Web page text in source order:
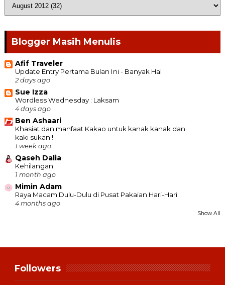
Blogger Masih Menulis
Afif Traveler
Update Entry Pertama Bulan Ini - Banyak Hal
2 days ago
Sue Izza
Wordless Wednesday : Laksam
4 days ago
Ben Ashaari
Khasiat dan manfaat Kakao untuk kanak kanak dan
kaki sukan !
1 week ago
Qaseh Dalia
Kehilangan
1 month ago
Mimin Adam
Raya Macam Dulu-Dulu di Pusat Pakaian Hari-Hari
4 months ago
Show All
Followers